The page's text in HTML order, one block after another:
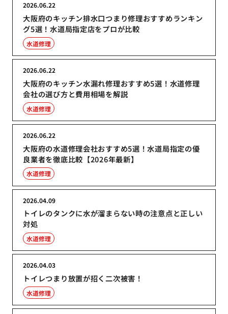
大阪府のキッチン排水口つまり修理おすすめランキン
グ5選！水道局指定店をプロが比較
2026.06.22
水道修理
大阪府のキッチン水漏れ修理おすすめ5選！水道修理
会社の選び方と費用相場を解説
2026.06.22
水道修理
大阪府の水道修理会社おすすめ5選！水道局指定の優
良業者を徹底比較【2026年最新】
2026.06.22
水道修理
トイレのタンクに水が溜まらない時の注意点と正しい
対処
2026.04.09
水道修理
トイレつまり放置が招く二次被害！
2026.04.03
水道修理